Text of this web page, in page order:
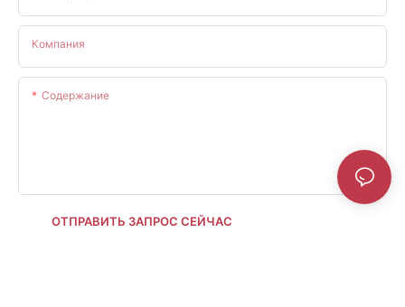
Компания
Содержание
ОТПРАВИТЬ ЗАПРОС СЕЙЧАС